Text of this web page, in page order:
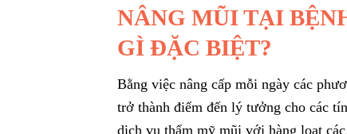
NÂNG MŨI TẠI
GÌ ĐẶC BIỆT?
Bằng việc nâng cấp mỗi ngày các
trở thành điểm đến lý tưởng cho các
dịch vụ thẩm mỹ mũi với hàng loạt